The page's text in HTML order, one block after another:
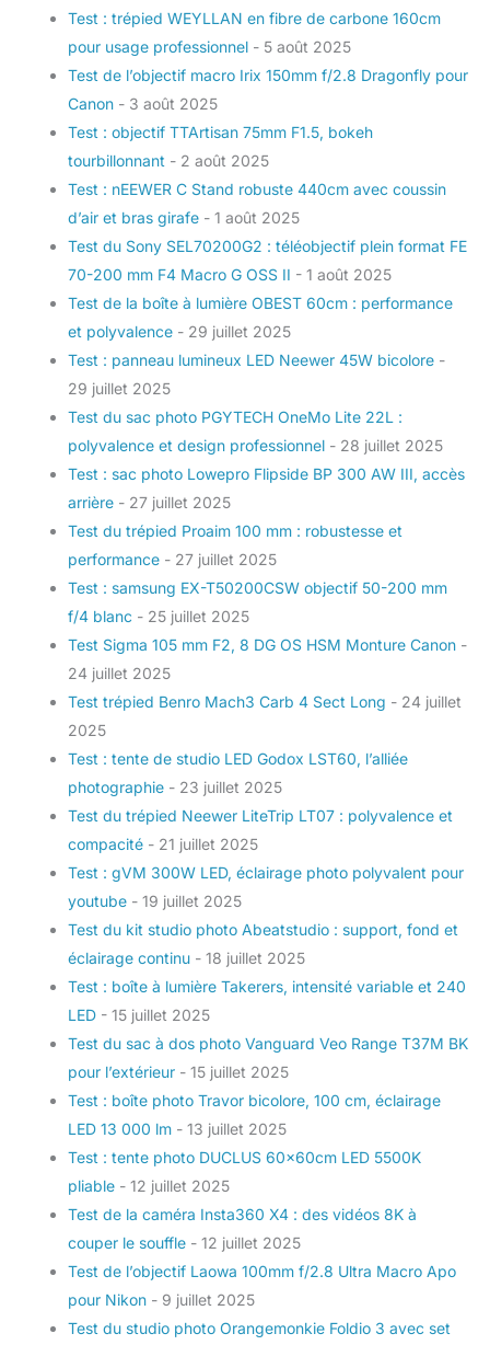
Test : trépied WEYLLAN en fibre de carbone 160cm
pour usage professionnel - 5 août 2025
Test de l’objectif macro Irix 150mm f/2.8 Dragonfly pour
Canon - 3 août 2025
Test : objectif TTArtisan 75mm F1.5, bokeh
tourbillonnant - 2 août 2025
Test : nEEWER C Stand robuste 440cm avec coussin
d’air et bras girafe - 1 août 2025
Test du Sony SEL70200G2 : téléobjectif plein format FE
70-200 mm F4 Macro G OSS II - 1 août 2025
Test de la boîte à lumière OBEST 60cm : performance
et polyvalence - 29 juillet 2025
Test : panneau lumineux LED Neewer 45W bicolore -
29 juillet 2025
Test du sac photo PGYTECH OneMo Lite 22L :
polyvalence et design professionnel - 28 juillet 2025
Test : sac photo Lowepro Flipside BP 300 AW III, accès
arrière - 27 juillet 2025
Test du trépied Proaim 100 mm : robustesse et
performance - 27 juillet 2025
Test : samsung EX-T50200CSW objectif 50-200 mm
f/4 blanc - 25 juillet 2025
Test Sigma 105 mm F2, 8 DG OS HSM Monture Canon -
24 juillet 2025
Test trépied Benro Mach3 Carb 4 Sect Long - 24 juillet
2025
Test : tente de studio LED Godox LST60, l’alliée
photographie - 23 juillet 2025
Test du trépied Neewer LiteTrip LT07 : polyvalence et
compacité - 21 juillet 2025
Test : gVM 300W LED, éclairage photo polyvalent pour
youtube - 19 juillet 2025
Test du kit studio photo Abeatstudio : support, fond et
éclairage continu - 18 juillet 2025
Test : boîte à lumière Takerers, intensité variable et 240
LED - 15 juillet 2025
Test du sac à dos photo Vanguard Veo Range T37M BK
pour l’extérieur - 15 juillet 2025
Test : boîte photo Travor bicolore, 100 cm, éclairage
LED 13 000 lm - 13 juillet 2025
Test : tente photo DUCLUS 60x60cm LED 5500K
pliable - 12 juillet 2025
Test de la caméra Insta360 X4 : des vidéos 8K à
couper le souffle - 12 juillet 2025
Test de l’objectif Laowa 100mm f/2.8 Ultra Macro Apo
pour Nikon - 9 juillet 2025
Test du studio photo Orangemonkie Foldio 3 avec set